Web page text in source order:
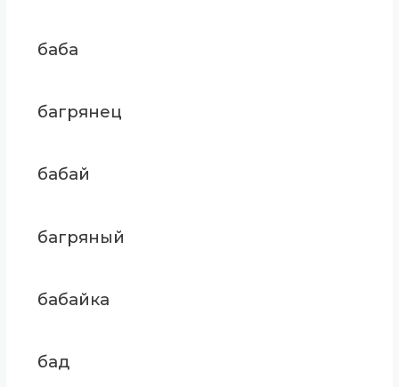
баба
багрянец
бабай
багряный
бабайка
бад